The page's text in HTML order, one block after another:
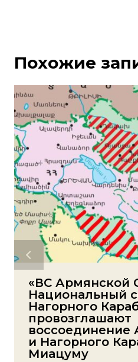
Похожие
«ВС Армянской
Национальный
Нагорного
провозглашают
воссоединение
и Нагорного
Миацуму